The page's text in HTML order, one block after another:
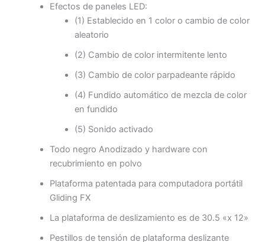
Efectos de paneles LED:
(1) Establecido en 1 color o cambio de color
aleatorio
(2) Cambio de color intermitente lento
(3) Cambio de color parpadeante rápido
(4) Fundido automático de mezcla de color
en fundido
(5) Sonido activado
Todo negro Anodizado y hardware con
recubrimiento en polvo
Plataforma patentada para computadora portátil
Gliding FX
La plataforma de deslizamiento es de 30.5 «x 12»
Pestillos de tensión de plataforma deslizante